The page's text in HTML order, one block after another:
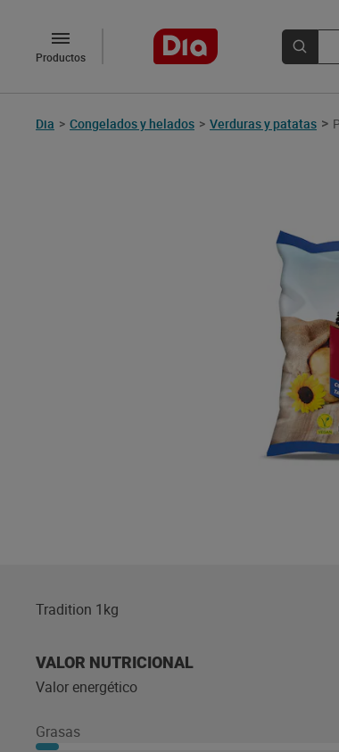
Productos
Dia > Congelados y helados > Verduras y patatas >
Tradition 1kg
VALOR NUTRICIONAL
Valor energético
Grasas